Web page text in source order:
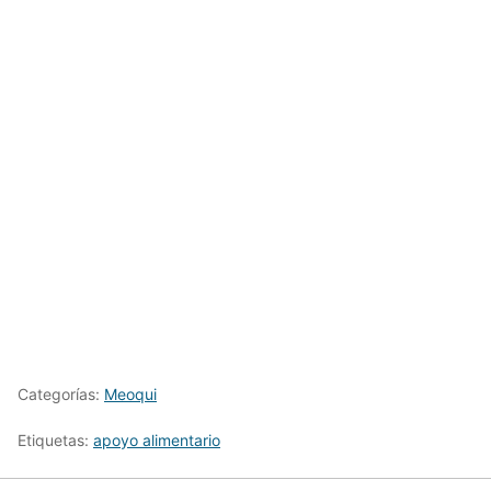
Categorías: Meoqui
Etiquetas: apoyo alimentario